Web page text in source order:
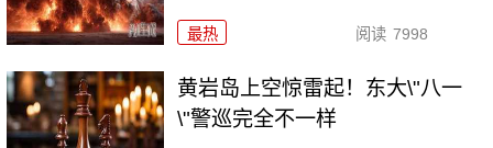
最热 阅读 7998
黄岩岛上空惊雷起！东大\"八一
\"警巡完全不一样